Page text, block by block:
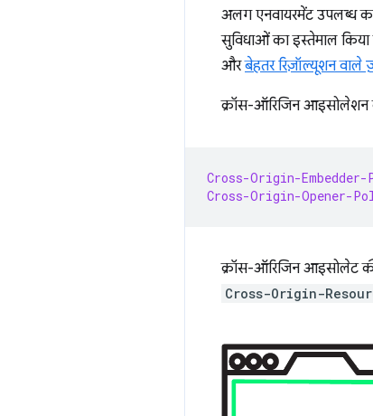
अलग एनवायरमेंट उपलब्ध
सुविधाओं का इस्तेमाल
औरबेहतर रिज़ॉल्यूशन वाले
क्रॉस-ऑरिजिन आइसोलेशन
Cross-Origin-
Cross-Origin-Opener-
क्रॉस-ऑरिजिन आइसोलेट
Cross-Origin-